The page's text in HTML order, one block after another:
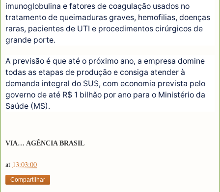
imunoglobulina e fatores de coagulação usados no
tratamento de queimaduras graves, hemofilias, doenças
raras, pacientes de UTI e procedimentos cirúrgicos de
grande porte.
A previsão é que até o próximo ano, a empresa domine
todas as etapas de produção e consiga atender à
demanda integral do SUS, com economia prevista pelo
governo de até R$ 1 bilhão por ano para o Ministério da
Saúde (MS).
VIA… AGÊNCIA BRASIL
at 13:03:00
Compartilhar